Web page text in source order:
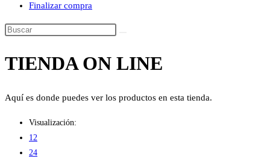
Finalizar compra
Buscar
esta
TIENDA ON LINE
Aquí es donde puedes ver los productos en esta tienda.
Visualización:
12
24